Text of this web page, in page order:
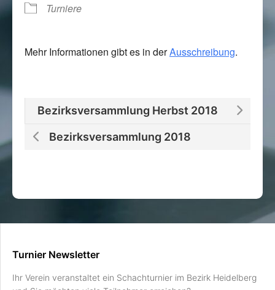
Turniere
Mehr Informationen gibt es in derAusschreibung.
Bezirksversammlung Herbst 2018
Bezirksversammlung 2018
Turnier Newsletter
Ihr Verein veranstaltet ein Schachturnier im Bezirk Heidelberg